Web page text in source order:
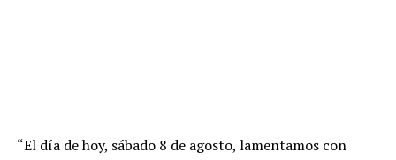
“El día de hoy, sábado 8 de agosto, lamentamos con